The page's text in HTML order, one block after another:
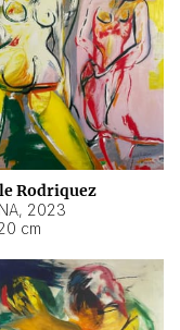
Rodriquez
, 2023
cm